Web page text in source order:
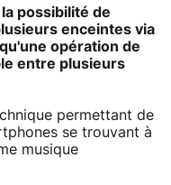
possibilité de
enceintes via
opération de
entre plusieurs
permettant de
se trouvant à
musique